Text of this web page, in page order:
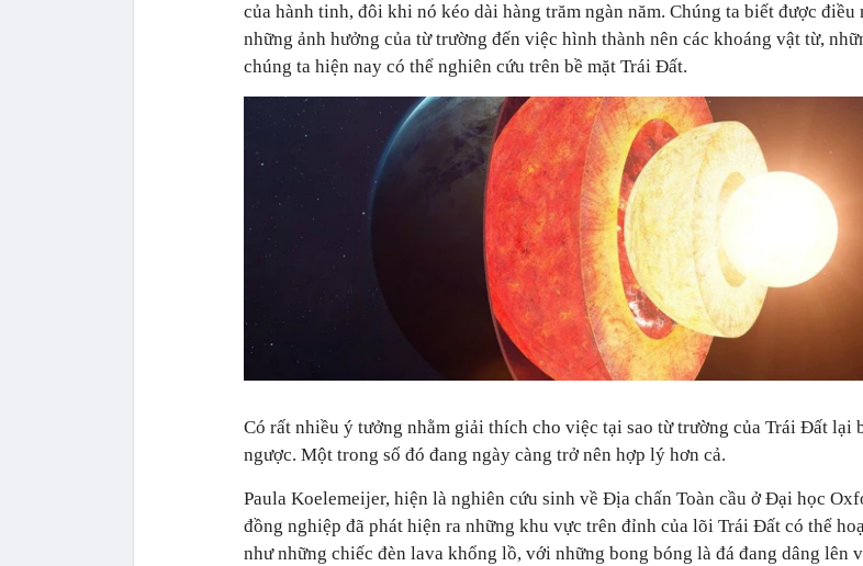
của hành tinh, đôi khi nó kéo dài hàng trăm ngàn năm. Chúng ta biết được điều
những ảnh hưởng của từ trường đến việc hình thành nên các khoáng vật từ,
chúng ta hiện nay có thể nghiên cứu trên bề mặt Trái Đất.
Có rất nhiều ý tưởng nhằm giải thích cho việc tại sao từ trường của Trái Đất lại
ngược. Một trong số đó đang ngày càng trở nên hợp lý hơn cả.
Paula Koelemeijer, hiện là nghiên cứu sinh về Địa chấn Toàn cầu ở Đại học
đồng nghiệp đã phát hiện ra những khu vực trên đỉnh của lõi Trái Đất có thể
như những chiếc đèn lava khổng lồ, với những bong bóng là đá đang dâng lên